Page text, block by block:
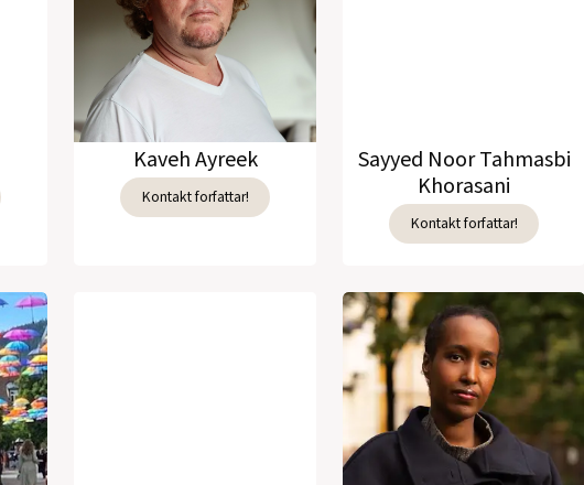
Kaveh Ayreek
Kontakt forfattar!
Sayyed Noor Tahmasbi
Khorasani
Kontakt forfattar!